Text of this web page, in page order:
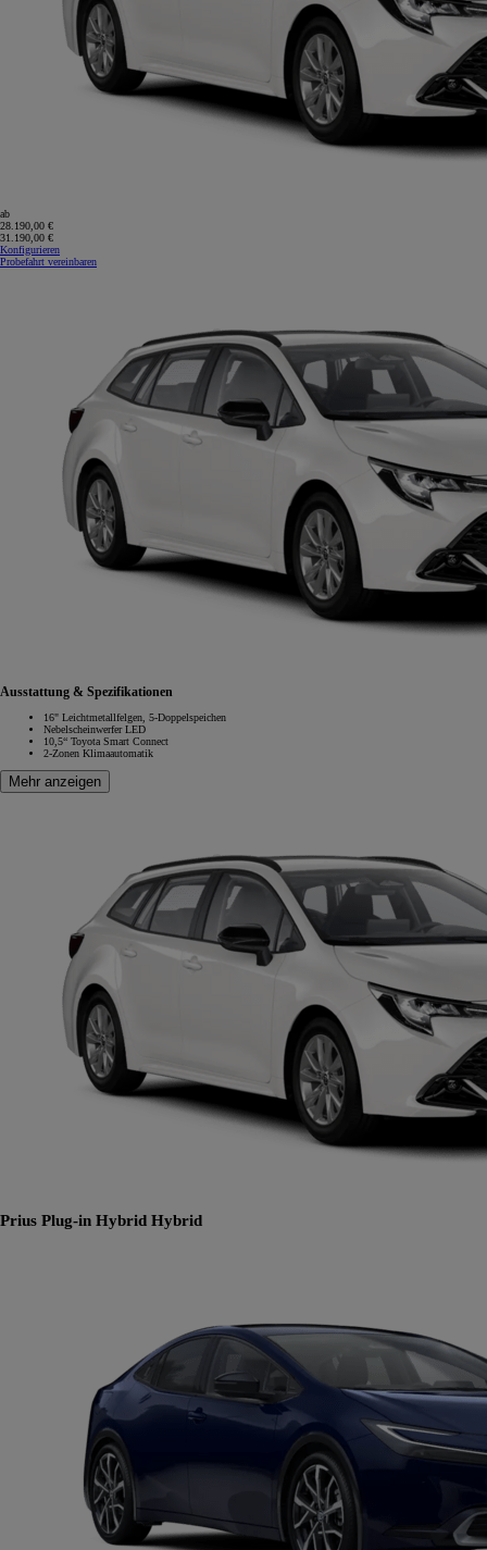
ab
28.190,00 €
31.190,00 €
Konfigurieren
Probefahrt vereinbaren
Ausstattung & Spezifikationen
16" Leichtmetallfelgen, 5-Doppelspeichen
Nebelscheinwerfer LED
10,5“ Toyota Smart Connect
2-Zonen Klimaautomatik
Mehr anzeigen
Prius Plug-in Hybrid Hybrid